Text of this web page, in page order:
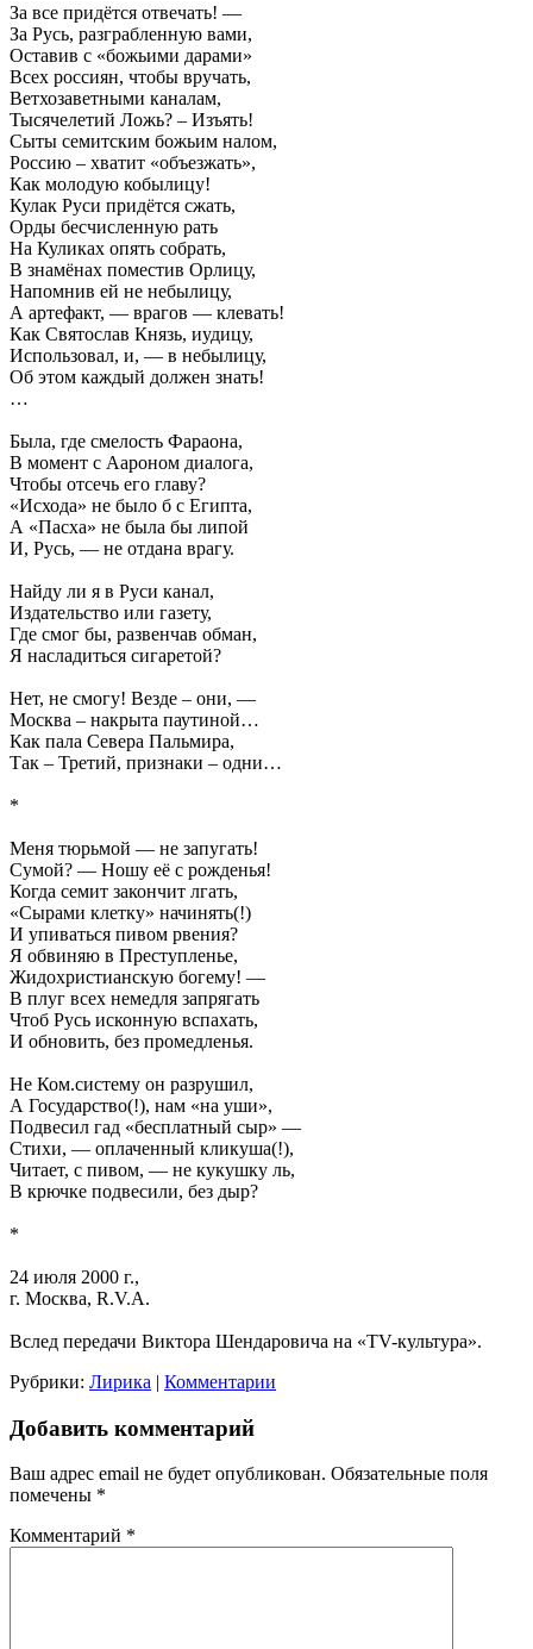
За все придётся отвечать! —
За Русь, разграбленную вами,
Оставив с «божьими дарами»
Всех россиян, чтобы вручать,
Ветхозаветными каналам,
Тысячелетий Ложь? – Изъять!
Сыты семитским божьим налом,
Россию – хватит «объезжать»,
Как молодую кобылицу!
Кулак Руси придётся сжать,
Орды бесчисленную рать
На Куликах опять собрать,
В знамёнах поместив Орлицу,
Напомнив ей не небылицу,
А артефакт, — врагов — клевать!
Как Святослав Князь, иудицу,
Использовал, и, — в небылицу,
Об этом каждый должен знать!
…
Была, где смелость Фараона,
В момент с Аароном диалога,
Чтобы отсечь его главу?
«Исхода» не было б с Египта,
А «Пасха» не была бы липой
И, Русь, — не отдана врагу.
Найду ли я в Руси канал,
Издательство или газету,
Где смог бы, развенчав обман,
Я насладиться сигаретой?
Нет, не смогу! Везде – они, —
Москва – накрыта паутиной…
Как пала Севера Пальмира,
Так – Третий, признаки – одни…
*
Меня тюрьмой — не запугать!
Сумой? — Ношу её с рожденья!
Когда семит закончит лгать,
«Сырами клетку» начинять(!)
И упиваться пивом рвения?
Я обвиняю в Преступленье,
Жидохристианскую богему! —
В плуг всех немедля запрягать
Чтоб Русь исконную вспахать,
И обновить, без промедленья.
Не Ком.систему он разрушил,
А Государство(!), нам «на уши»,
Подвесил гад «бесплатный сыр» —
Стихи, — оплаченный кликуша(!),
Читает, с пивом, — не кукушку ль,
В крючке подвесили, без дыр?
*
24 июля 2000 г.,
г. Москва, R.V.A.
Вслед передачи Виктора Шендаровича на «TV-культура».
Рубрики: Лирика | Комментарии
Добавить комментарий
Ваш адрес email не будет опубликован. Обязательные поля
помечены *
Комментарий *